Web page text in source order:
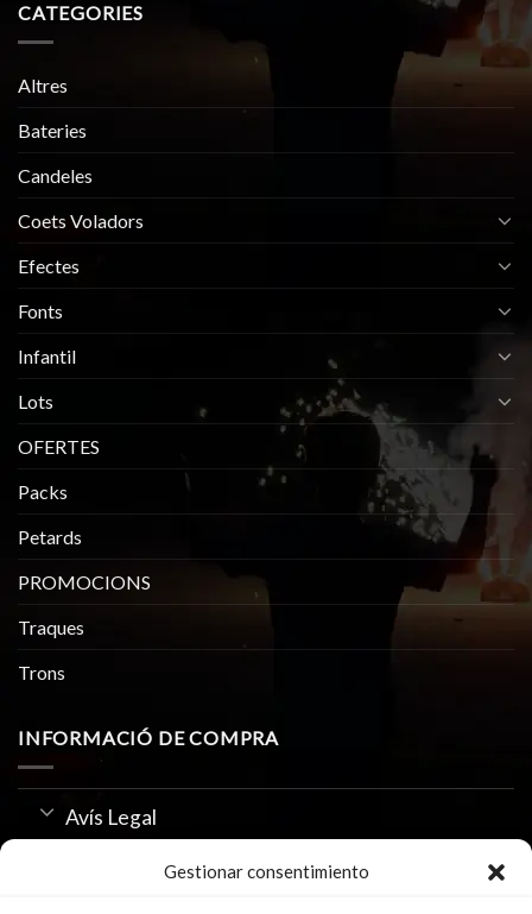
Gestionar consentimiento
CATEGORIES
Altres
Bateries
Candeles
Coets Voladors
Efectes
Fonts
Infantil
Lots
OFERTES
Packs
Petards
PROMOCIONS
Traques
Trons
INFORMACIÓ DE COMPRA
Avís Legal
Política de Privacitat